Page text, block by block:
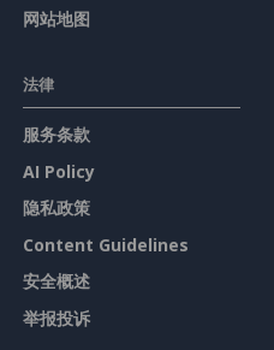
网站地图
法律
服务条款
AI Policy
隐私政策
Content Guidelines
安全概述
举报投诉